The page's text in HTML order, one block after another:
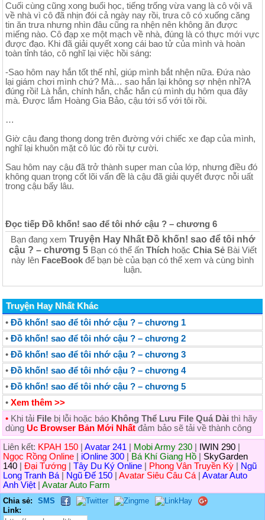
Cuối cùng cũng xong buổi học, tiếng trống vừa vang là cô vội vã
về nhà vì cô đã nhịn đói cả ngày nay rồi, trưa cô có xuống căng
tin ăn trưa nhưng nhìn đâu cũng ra nhện nên không ăn được
miếng nào. Cô đạp xe một mạch về nhà, đúng là có thực mới vực
được đạo. Khi đã giải quyết xong cái bao tử của mình và hoàn
toàn tỉnh táo, cô nghĩ lại việc hồi sáng:
-Sao hôm nay hắn tốt thế nhỉ, giúp mình bắt nhện nữa. Đứa nào
lại giám chơi mình chứ? Mà… sao hắn lại không sợ nhện nhỉ?A
đúng rồi! Là hắn, chính hắn, chắc hắn cú mình dụ hôm qua đây
mà. Được lắm Hoàng Gia Bảo, cậu tới số với tôi rồi.
…
Giờ cậu đang thong dong trên đường với chiếc xe đạp của mình,
nghĩ lại khuôn mặt cô lúc đó rồi tự cười.
Sau hôm nay cậu đã trở thành super man của lớp, nhưng điều đó
không quan trọng cốt lõi vấn đề là cậu đã giải quyết được nỗi uất
trong cậu bấy lâu.
Đọc tiếp Đồ khốn! sao để tôi nhớ cậu ? – chương 6
Bạn đang xem Truyện Hay Nhất Đồ khốn! sao để tôi nhớ
cậu ? – chương 5Bạn có thể ấn Thíchhoặc Chia SẻBài Viết
này lên FaceBook để bạn bè của bạn có thể xem và cùng bình
luận.
Truyện Hay Nhất Khác
• Đồ khốn! sao để tôi nhớ cậu ? – chương 1
• Đồ khốn! sao để tôi nhớ cậu ? – chương 2
• Đồ khốn! sao để tôi nhớ cậu ? – chương 3
• Đồ khốn! sao để tôi nhớ cậu ? – chương 4
• Đồ khốn! sao để tôi nhớ cậu ? – chương 5
• Xem thêm >>
• Khi tải File bị lỗi hoặc báo Không Thể Lưu File Quá Dài thì hãy
dùng Uc Browser Bản Mới Nhất đảm bảo sẽ tải về thành công
Liên kết: KPAH 150 Avatar 241 Mobi Army 230 IWIN 290
Ngọc Rồng Online
iOnline 300 Bá Khí Giang Hồ
SkyGarden
140
Đại Tướng Tây Du Ký Online Phong Vân Truyền Kỳ
Ngũ
Long Tranh Bá
Ngũ Đế 150 Avatar Siêu Câu Cá
Avatar Auto
Anh Việt
Avatar Auto Farm
Chia sẻ:
SMS
Link: